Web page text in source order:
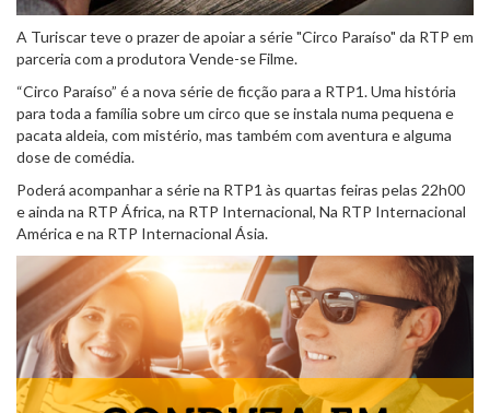
A Turiscar teve o prazer de apoiar a série "Circo Paraíso" da RTP em
parceria com a produtora Vende-se Filme.
“Circo Paraíso” é a nova série de ficção para a RTP1. Uma história
para toda a família sobre um circo que se instala numa pequena e
pacata aldeia, com mistério, mas também com aventura e alguma
dose de comédia.
Poderá acompanhar a série na RTP1 às quartas feiras pelas 22h00
e ainda na RTP África, na RTP Internacional, Na RTP Internacional
América e na RTP Internacional Ásia.